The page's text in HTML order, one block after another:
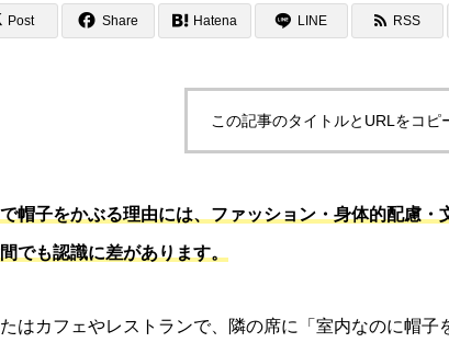
Post Share Hatena LINE RSS
この記事のタイトルとURLをコピ
帽子をかぶる理由には、ファッション・身体的配慮・
でも認識に差があります。
はカフェやレストランで、隣の席に「室内なのに帽子